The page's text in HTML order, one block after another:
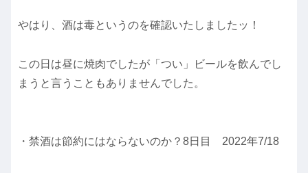
やはり、酒は毒というのを確認いたしましたッ！
この日は昼に焼肉でしたが「つい」ビールを飲んでし
まうと言うこともありませんでした。
・禁酒は節約にはならないのか？8日目 2022年7/18